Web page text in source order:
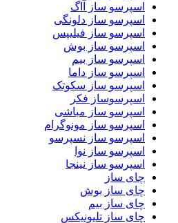
اسپرسو ساز آاگ
اسپرسو ساز دلونگی
اسپرسو ساز فیلیپس
اسپرسو ساز بوش
اسپرسو ساز بیم
اسپرسو ساز داما
اسپرسو ساز سکوتک
اسپرسوساز فکر
اسپرسو ساز مباشی
اسپرسو ساز مونوگرام
اسپرسو ساز نسپرسو
اسپرسو ساز نوا
اسپرسو ساز نینجا
چای ساز
چای ساز بوش
چای ساز بیم
چای ساز تلیونیکس